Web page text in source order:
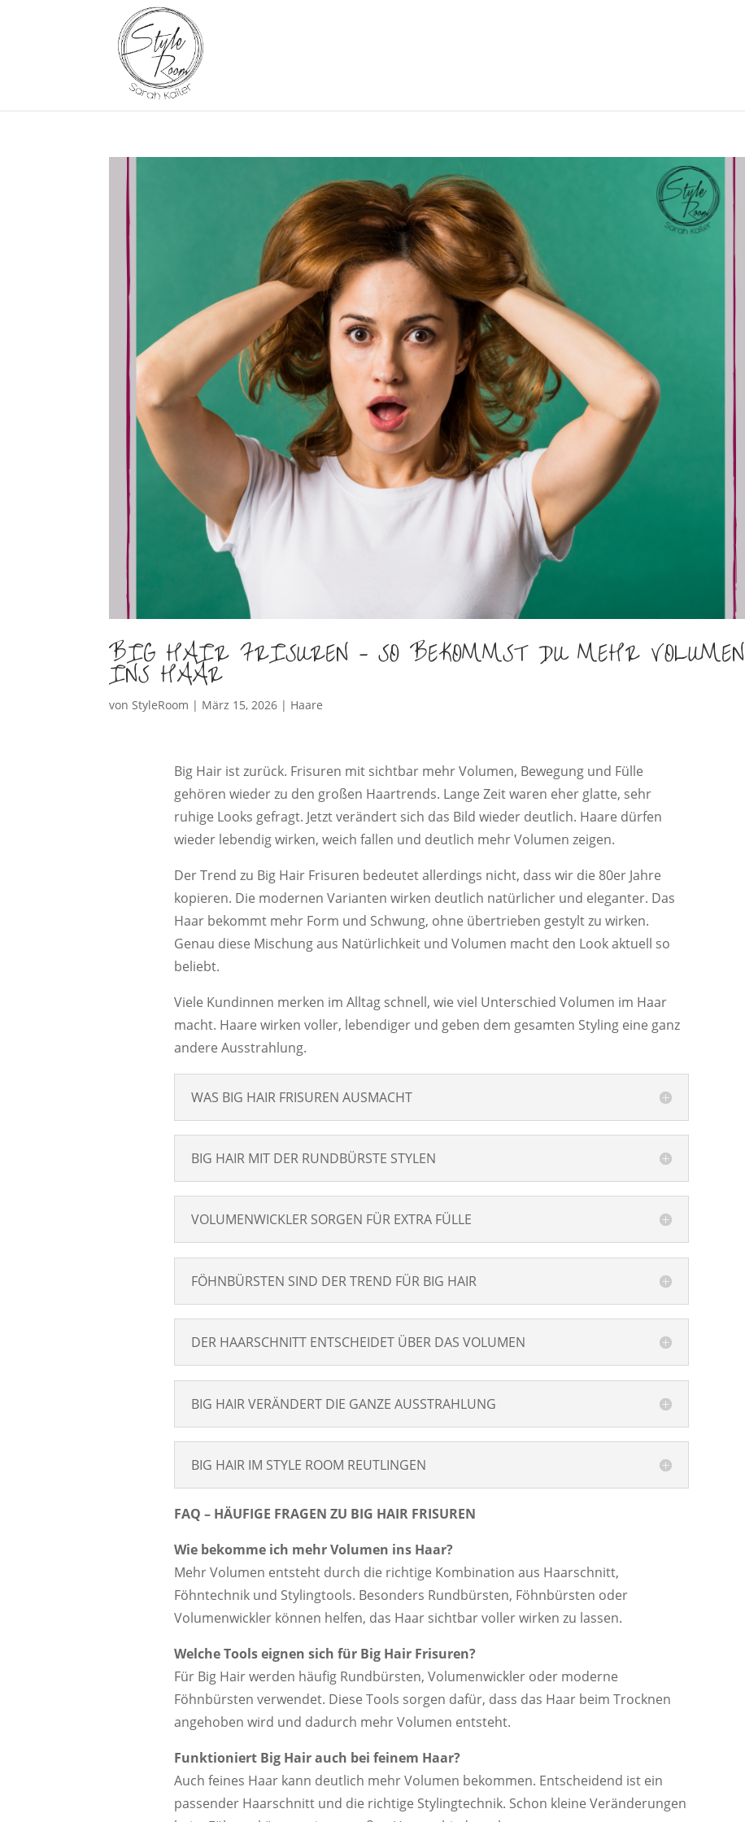
BIG HAIR FRISUREN – SO BEKOMMST DU MEHR VOLUMEN
INS HAAR
vonStyleRoom | März 15, 2026 | Haare
Big Hair ist zurück. Frisuren mit sichtbar mehr Volumen, Bewegung und Fülle
gehören wieder zu den großen Haartrends. Lange Zeit waren eher glatte, sehr
ruhige Looks gefragt. Jetzt verändert sich das Bild wieder deutlich. Haare dürfen
wieder lebendig wirken, weich fallen und deutlich mehr Volumen zeigen.
Der Trend zu Big Hair Frisuren bedeutet allerdings nicht, dass wir die 80er Jahre
kopieren. Die modernen Varianten wirken deutlich natürlicher und eleganter. Das
Haar bekommt mehr Form und Schwung, ohne übertrieben gestylt zu wirken.
Genau diese Mischung aus Natürlichkeit und Volumen macht den Look aktuell so
beliebt.
Viele Kundinnen merken im Alltag schnell, wie viel Unterschied Volumen im Haar
macht. Haare wirken voller, lebendiger und geben dem gesamten Styling eine ganz
andere Ausstrahlung.
WAS BIG HAIR FRISUREN AUSMACHT
BIG HAIR MIT DER RUNDBÜRSTE STYLEN
VOLUMENWICKLER SORGEN FÜR EXTRA FÜLLE
FÖHNBÜRSTEN SIND DER TREND FÜR BIG HAIR
DER HAARSCHNITT ENTSCHEIDET ÜBER DAS VOLUMEN
BIG HAIR VERÄNDERT DIE GANZE AUSSTRAHLUNG
BIG HAIR IM STYLE ROOM REUTLINGEN
FAQ – HÄUFIGE FRAGEN ZU BIG HAIR FRISUREN
Wie bekomme ich mehr Volumen ins Haar?
Mehr Volumen entsteht durch die richtige Kombination aus Haarschnitt,
Föhntechnik und Stylingtools. Besonders Rundbürsten, Föhnbürsten oder
Volumenwickler können helfen, das Haar sichtbar voller wirken zu lassen.
Welche Tools eignen sich für Big Hair Frisuren?
Für Big Hair werden häufig Rundbürsten, Volumenwickler oder moderne
Föhnbürsten verwendet. Diese Tools sorgen dafür, dass das Haar beim Trocknen
angehoben wird und dadurch mehr Volumen entsteht.
Funktioniert Big Hair auch bei feinem Haar?
Auch feines Haar kann deutlich mehr Volumen bekommen. Entscheidend ist ein
passender Haarschnitt und die richtige Stylingtechnik. Schon kleine Veränderungen